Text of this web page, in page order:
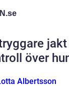
se
över
Albertsson